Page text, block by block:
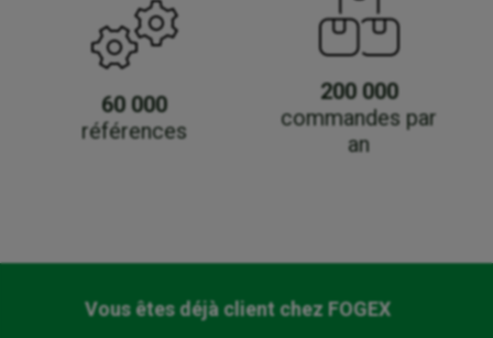
60 000
références
200 000
commandes par
an
Vous êtes déjà client chez FOGEX